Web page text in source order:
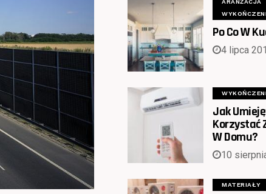
ARANŻACJA
Po Co W
4 lipca
Jak
Korzystać
W Domu?
10
MATERIAŁY